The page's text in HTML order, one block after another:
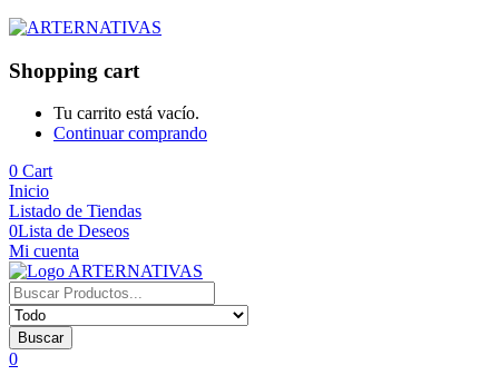
Shopping cart
Tu carrito está vacío.
Continuar comprando
0 Cart
Inicio
Listado de Tiendas
0Lista de Deseos
Mi cuenta
Buscar
0